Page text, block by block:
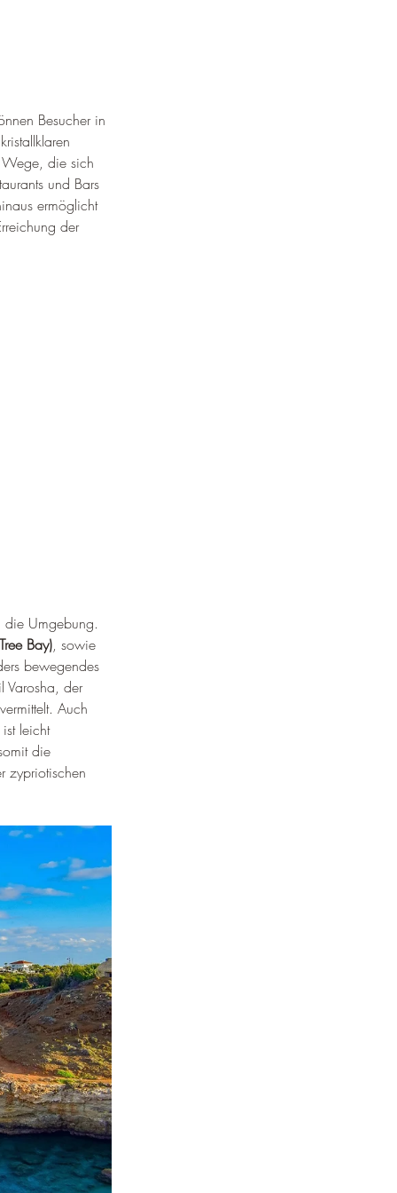
Besucher in
Wege, die sich
und Bars
ermöglicht
der
die Umgebung.
Bay), sowie
bewegendes
Varosha, der
Auch
leicht
die
zypriotischen